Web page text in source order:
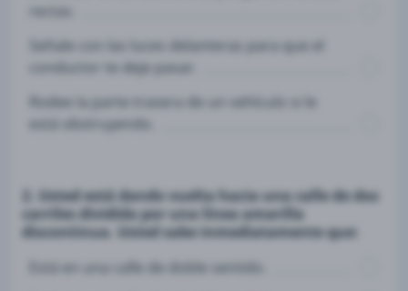
rectas.
Señale con las luces delanteras para que el
conductor te deje pasar.
Rodee la parte trasera de un vehículo si le
está obstruyendo.
2. Usted está dando vuelta hacia una calle de dos
carriles dividida por una línea amarilla
discontinua. Usted sabe inmediatamente que:
Está en una calle de doble sentido.